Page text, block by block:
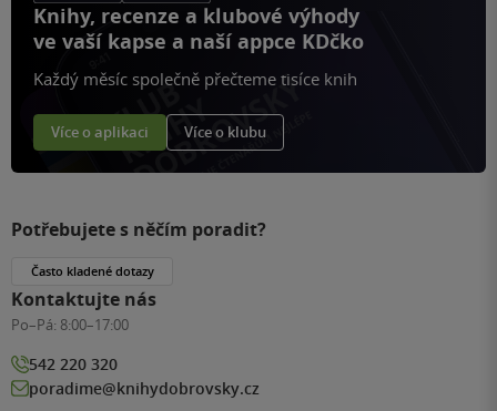
Knihy, recenze a klubové výhody
ve vaší kapse a naší appce KDčko
Každý měsíc společně přečteme tisíce knih
Více o aplikaci Více o klubu
Potřebujete s něčím poradit?
Často kladené dotazy
Kontaktujte nás
Po–Pá: 8:00–17:00
542 220 320
poradime@knihydobrovsky.cz